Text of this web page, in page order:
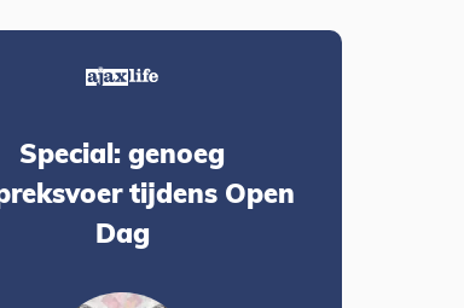
Special: genoeg
tijdens Open
Dag